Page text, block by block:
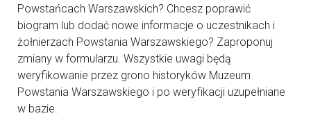
Powstańcach Warszawskich? Chcesz poprawić
biogram lub dodać nowe informacje o uczestnikach i
żołnierzach Powstania Warszawskiego? Zaproponuj
zmiany w formularzu. Wszystkie uwagi będą
weryfikowanie przez grono historyków Muzeum
Powstania Warszawskiego i po weryfikacji uzupełniane
w bazie.